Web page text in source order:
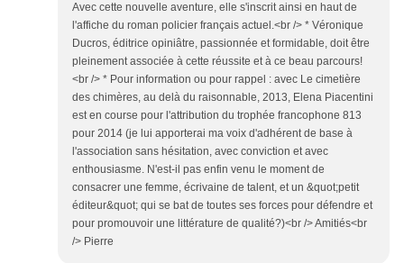
Avec cette nouvelle aventure, elle s'inscrit ainsi en haut de
l'affiche du roman policier français actuel.<br /> * Véronique
Ducros, éditrice opiniâtre, passionnée et formidable, doit être
pleinement associée à cette réussite et à ce beau parcours!
<br /> * Pour information ou pour rappel : avec Le cimetière
des chimères, au delà du raisonnable, 2013, Elena Piacentini
est en course pour l'attribution du trophée francophone 813
pour 2014 (je lui apporterai ma voix d'adhérent de base à
l'association sans hésitation, avec conviction et avec
enthousiasme. N'est-il pas enfin venu le moment de
consacrer une femme, écrivaine de talent, et un &quot;petit
éditeur&quot; qui se bat de toutes ses forces pour défendre et
pour promouvoir une littérature de qualité?)<br /> Amitiés<br
/> Pierre